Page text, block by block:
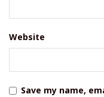
Website
Save my name,